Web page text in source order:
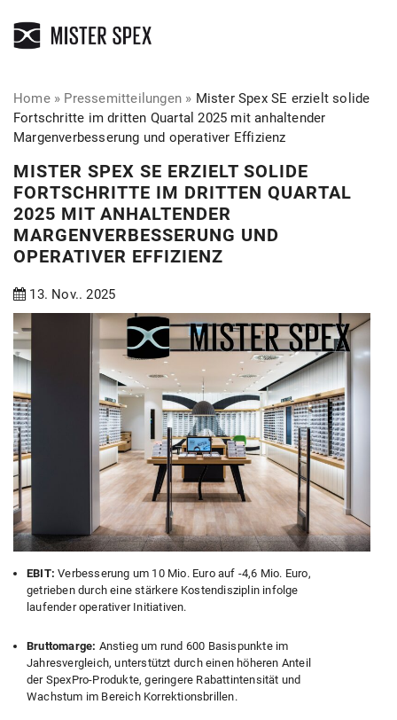
Home» Pressemitteilungen » Mister Spex SE erzielt solide
Fortschritte im dritten Quartal 2025 mit anhaltender
Margenverbesserung und operativer Effizienz
MISTER SPEX SE ERZIELT SOLIDE
FORTSCHRITTE IM DRITTEN QUARTAL
2025 MIT ANHALTENDER
MARGENVERBESSERUNG UND
OPERATIVER EFFIZIENZ
13. Nov.. 2025
EBIT:Verbesserung um 10 Mio. Euro auf -4,6 Mio. Euro,
getrieben durch eine stärkere Kostendisziplin infolge
laufender operativer Initiativen.
Bruttomarge: Anstieg um rund 600 Basispunkte im
Jahresvergleich, unterstützt durch einen höheren Anteil
der SpexPro-Produkte, geringere Rabattintensität und
Wachstum im Bereich Korrektionsbrillen.